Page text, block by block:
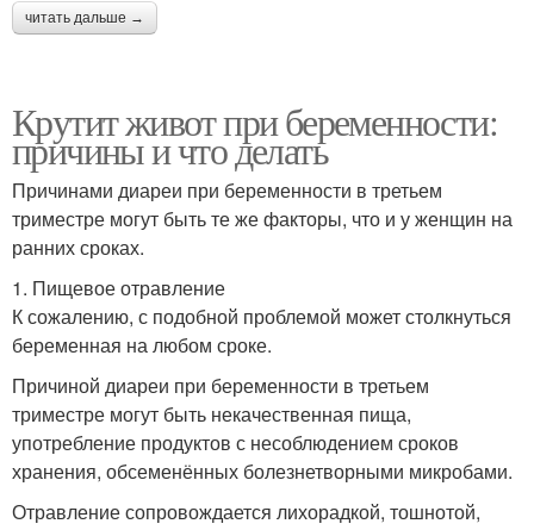
читать дальше →
Крутит живот при беременности:
причины и что делать
Причинами диареи при беременности в третьем
триместре могут быть те же факторы, что и у женщин на
ранних сроках.
1. Пищевое отравление
К сожалению, с подобной проблемой может столкнуться
беременная на любом сроке.
Причиной диареи при беременности в третьем
триместре могут быть некачественная пища,
употребление продуктов с несоблюдением сроков
хранения, обсеменённых болезнетворными микробами.
Отравление сопровождается лихорадкой, тошнотой,